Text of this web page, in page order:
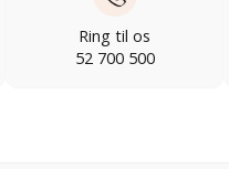
Ring til os
52 700 500